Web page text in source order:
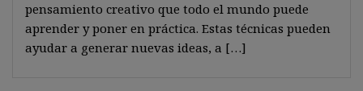
pensamiento creativo que todo el mundo puede
aprender y poner en práctica. Estas técnicas pueden
ayudar a generar nuevas ideas, a […]